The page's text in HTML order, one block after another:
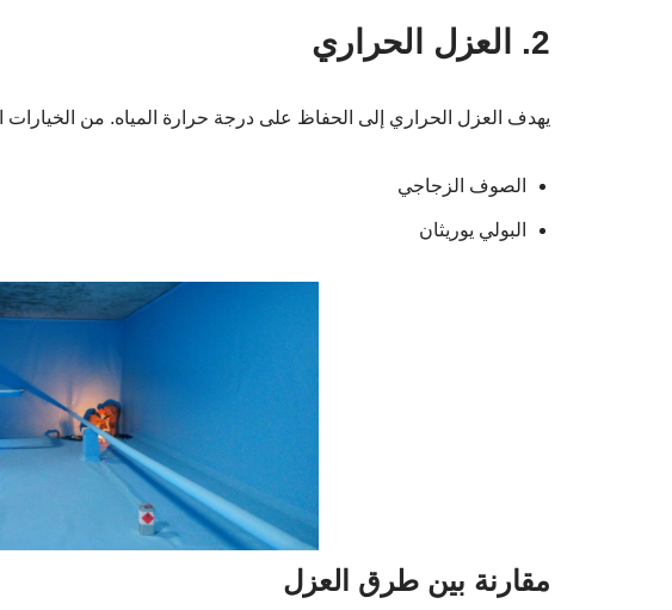
2. العزل الحراري
يهدف العزل الحراري إلى الحفاظ على درجة حرارة المياه. من الخيارات
الصوف الزجاجي
البولي يوريثان
مقارنة بين طرق العزل